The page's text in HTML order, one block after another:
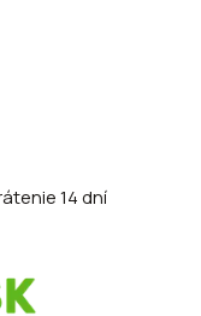
14 dní